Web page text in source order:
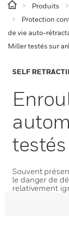
Produits
Protection
de vie auto-
Miller testés sur
SELF
Souvent
le danger de
relativement